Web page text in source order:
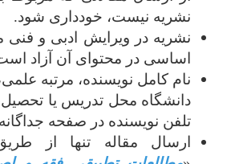
نشریه نیست، خودداری شود.
نشریه در ویرایش ادبی و فنی
اساسی در محتوای آن آزاد
نام کامل نویسنده، مرتبه
دانشگاه محل تدریس یا تحصیل،
تلفن نویسنده در صفحه
ارسال مقاله تنها از